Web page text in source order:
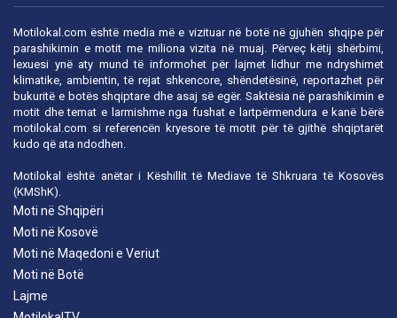
Motilokal.com është media më e vizituar në botë në gjuhën shqipe për
parashikimin e motit me miliona vizita në muaj. Përveç këtij shërbimi,
lexuesi ynë aty mund të informohet për lajmet lidhur me ndryshimet
klimatike, ambientin, të rejat shkencore, shëndetësinë, reportazhet për
bukuritë e botës shqiptare dhe asaj së egër. Saktësia në parashikimin e
motit dhe temat e larmishme nga fushat e lartpërmendura e kanë bërë
motilokal.com si referencën kryesore të motit për të gjithë shqiptarët
kudo që ata ndodhen.
Motilokal është anëtar i Këshillit të Mediave të Shkruara të Kosovës
(KMShK).
Moti në Shqipëri
Moti në Kosovë
Moti në Maqedoni e Veriut
Moti në Botë
Lajme